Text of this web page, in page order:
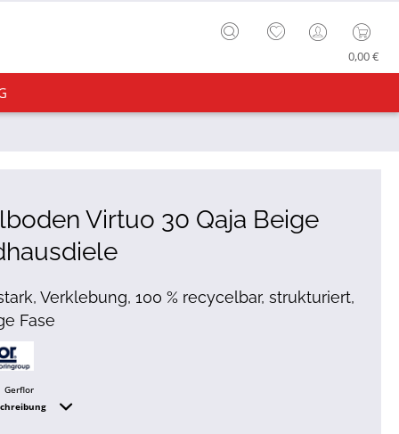
0,00 €
Virtuo 30 Qaja Beige
Verklebung, 100 % recycelbar, strukturiert,
Fase
Gerflor